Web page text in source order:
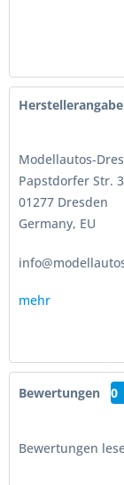
Modellautos-
Papstdorfer Str.
01277 Dresden
Germany, EU
mehr
Bewertungen 0
Bewertungen